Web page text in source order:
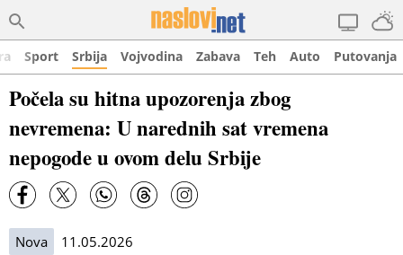
Sport Srbija Vojvodina Zabava Teh Auto Putovanja
Počela su hitna upozorenja zbog
nevremena: U narednih sat vremena
nepogode u ovom delu Srbije
Nova 11.05.2026